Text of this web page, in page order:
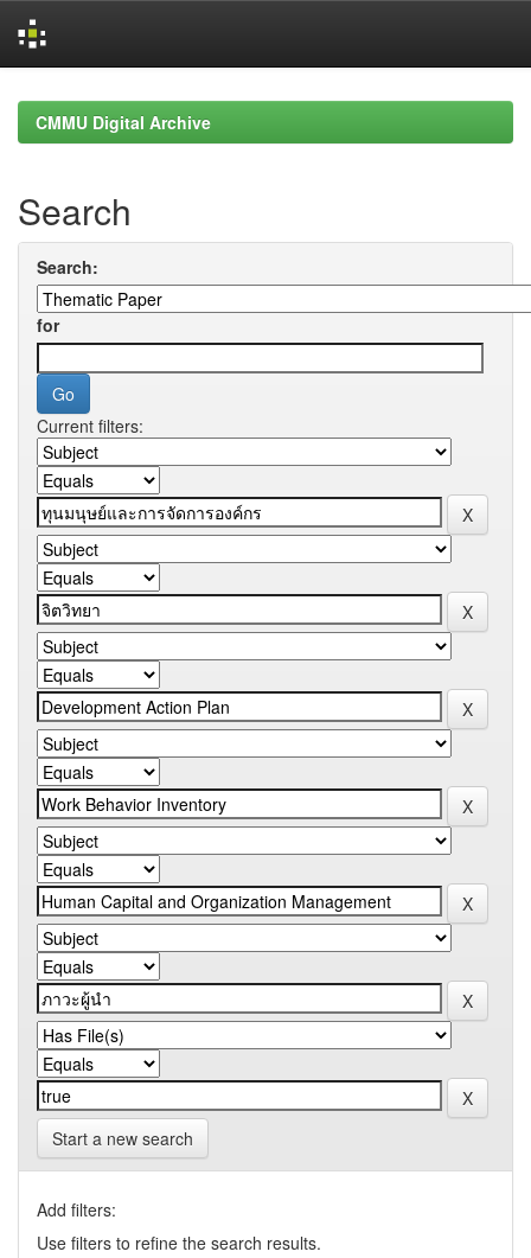
navigationCMMU Digital Archive
Search
Search:
for
Current filters:
Start a new search
Add filters:
Use filters to refine the search results.